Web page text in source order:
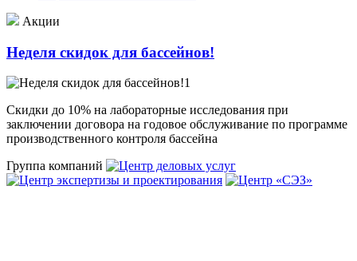
Акции
Неделя скидок для бассейнов!
Скидки до 10% на лабораторные исследования при
заключении договора на годовое обслуживание по программе
производственного контроля бассейна
Группа компаний